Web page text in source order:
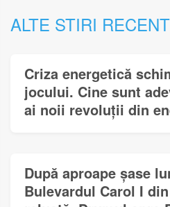
ALTE STIRI
Criza energetică
jocului. Cine sunt
ai noii revoluții din
După aproape șase
Bulevardul Carol I